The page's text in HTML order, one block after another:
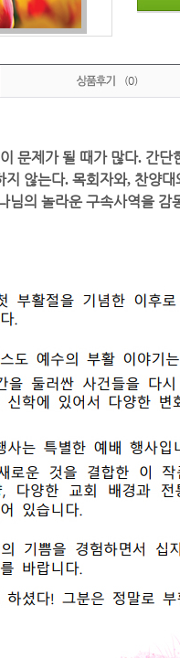
(0)
문제가 될 때가 많다. 간단
지 않는다. 목회자와, 찬양대
님의 놀라운 구속사역을 감